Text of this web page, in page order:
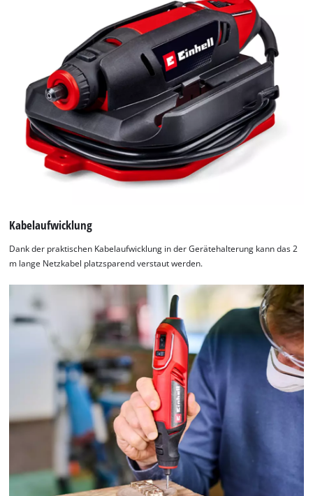
Kabelaufwicklung
Dank der praktischen Kabelaufwicklung in der Gerätehalterung kann das 2
m lange Netzkabel platzsparend verstaut werden.